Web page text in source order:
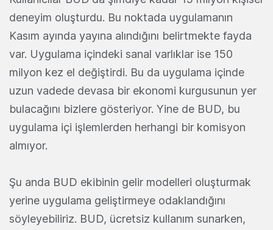
deneyim oluşturdu. Bu noktada uygulamanın
Kasım ayında yayına alındığını belirtmekte fayda
var. Uygulama içindeki sanal varlıklar ise 150
milyon kez el değiştirdi. Bu da uygulama içinde
uzun vadede devasa bir ekonomi kurgusunun yer
bulacağını bizlere gösteriyor. Yine de BUD, bu
uygulama içi işlemlerden herhangi bir komisyon
almıyor.
Şu anda BUD ekibinin gelir modelleri oluşturmak
yerine uygulama geliştirmeye odaklandığını
söyleyebiliriz. BUD, ücretsiz kullanım sunarken,